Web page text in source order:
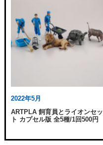
2022年5月
ARTPLA 飼育員とライオンセッ
ト カプセル版 全5種/1回500円